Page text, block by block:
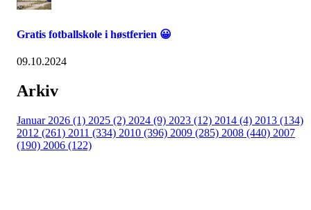
Gratis fotballskole i høstferien 😀
09.10.2024
Arkiv
Januar 2026 (1) 2025 (2) 2024 (9) 2023 (12) 2014 (4) 2013 (134)
2012 (261) 2011 (334) 2010 (396) 2009 (285) 2008 (440) 2007
(190) 2006 (122)